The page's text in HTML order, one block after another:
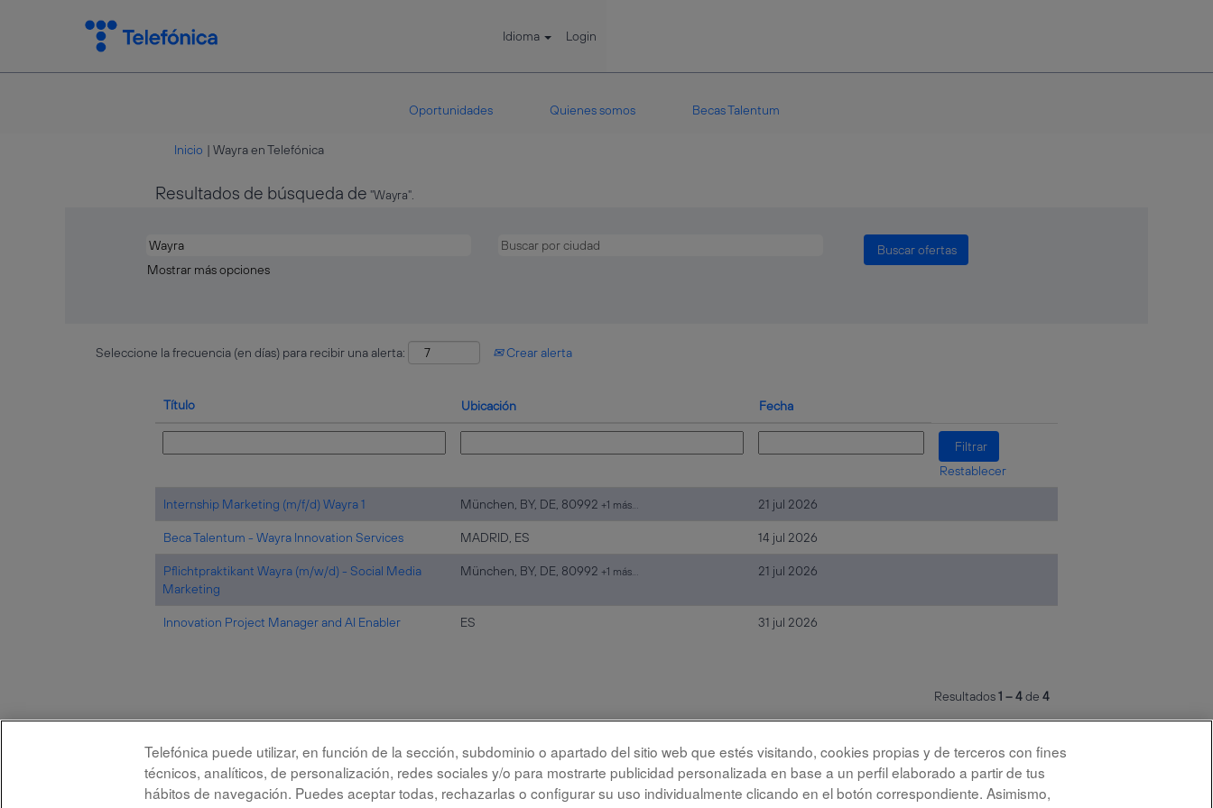
Idioma Login
Oportunidades Quienes somos Becas Talentum
Inicio | Wayra en Telefónica(página
Resultados de búsqueda de "Wayra".
Mostrar más opciones
Seleccione la frecuencia (en días) para recibir una alerta: Crear alerta
Título Ubicación Fecha
Restablecer
Internship Marketing (m/f/d) Wayra 1 München, BY, DE, 80992 +1 más… 21 jul 2026
Beca Talentum - Wayra Innovation Services MADRID, ES 14 jul 2026
Pflichtpraktikant Wayra (m/w/d) - Social Media
Marketing
München, BY, DE, 80992 +1 más… 21 jul 2026
Innovation Project Manager and AI Enabler ES 31 jul 2026
Resultados1 – 4de 4
Aviso legal Accesibilidad Protección de datos S
a
e
a
b
S
e
a
b
Telefónica puede utilizar, en función de la sección, subdominio o apartado del sitio web que estés visitando, cookies propias y de terceros con fines
técnicos, analíticos, de personalización, redes sociales y/o para mostrarte publicidad personalizada en base a un perfil elaborado a partir de tus
hábitos de navegación. Puedes aceptar todas, rechazarlas o configurar su uso individualmente clicando en el botón correspondiente. Asimismo,